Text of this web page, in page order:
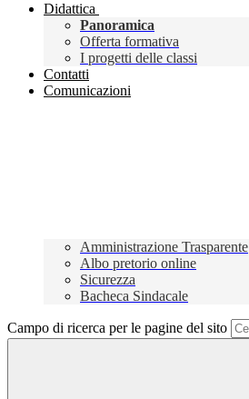
Didattica
Panoramica
Offerta formativa
I progetti delle classi
Contatti
Comunicazioni
Amministrazione Trasparente
Albo pretorio online
Sicurezza
Bacheca Sindacale
Campo di ricerca per le pagine del sito